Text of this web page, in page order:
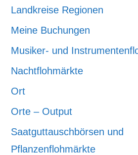
Landkreise Regionen
Meine Buchungen
Musiker- und
Nachtflohmärkte
Ort
Orte – Output
Saatguttauschbörsen und
Pflanzenflohmärkte